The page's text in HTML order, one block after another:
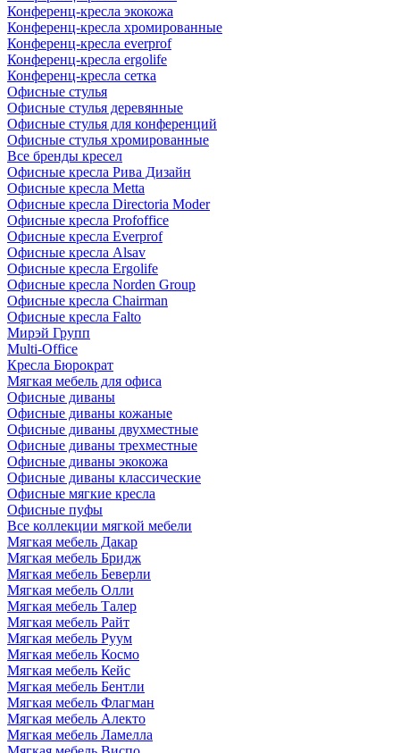
Конференц-кресла экокожа
Конференц-кресла хромированные
Конференц-кресла everprof
Конференц-кресла ergolife
Конференц-кресла сетка
Офисные стулья
Офисные стулья деревянные
Офисные стулья для конференций
Офисные стулья хромированные
Все бренды кресел
Офисные кресла Рива Дизайн
Офисные кресла Metta
Офисные кресла Directoria Moder
Офисные кресла Profoffice
Офисные кресла Everprof
Офисные кресла Alsav
Офисные кресла Ergolife
Офисные кресла Norden Group
Офисные кресла Chairman
Офисные кресла Falto
Мирэй Групп
Multi-Office
Кресла Бюрократ
Мягкая мебель для офиса
Офисные диваны
Офисные диваны кожаные
Офисные диваны двухместные
Офисные диваны трехместные
Офисные диваны экокожа
Офисные диваны классические
Офисные мягкие кресла
Офисные пуфы
Все коллекции мягкой мебели
Мягкая мебель Дакар
Мягкая мебель Бридж
Мягкая мебель Беверли
Мягкая мебель Олли
Мягкая мебель Талер
Мягкая мебель Райт
Мягкая мебель Руум
Мягкая мебель Космо
Мягкая мебель Кейс
Мягкая мебель Бентли
Мягкая мебель Флагман
Мягкая мебель Алекто
Мягкая мебель Ламелла